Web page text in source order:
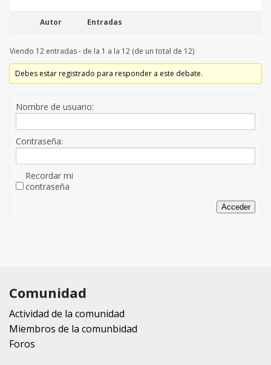
Autor Entradas
Viendo 12 entradas - de la 1 a la 12 (de un total de 12)
Debes estar registrado para responder a este debate.
Nombre de usuario:
Contraseña:
Recordar mi
contraseña
Acceder
Comunidad
Actividad de la comunidad
Miembros de la comunbidad
Foros